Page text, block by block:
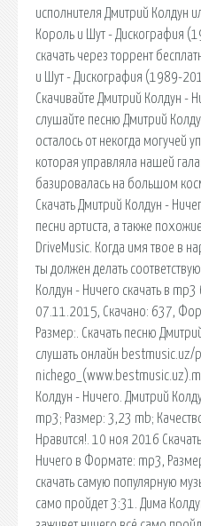
исполнителя Дмитрий Колдун
Король и Шут - Дискография
скачать через торрент
и Шут - Дискография (1989-
Скачивайте Дмитрий Колдун -
слушайте песню Дмитрий
осталось от некогда могучей
которая управляла нашей
базировалась на большом
Скачать Дмитрий Колдун -
песни артиста, а также
DriveMusic. Когда имя твое в
ты должен делать
Колдун - Ничего скачать в mp3
07.11.2015, Скачано: 637,
Размер:. Скачать песню
слушать онлайн
Колдун - Ничего. Дмитрий
mp3; Размер: 3,23 mb;
Нравится!. 10 ноя 2016
Ничего в Формате: mp3,
скачать самую популярную
само пройдет 3:31. Дима